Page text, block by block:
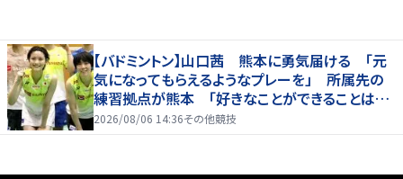
【バドミントン】山口茜 熊本に勇気届ける 「元
気になってもらえるようなプレーを」 所属先の
練習拠点が熊本 「好きなことができることは当
たり前じゃない」
2026/08/06 14:36その他競技